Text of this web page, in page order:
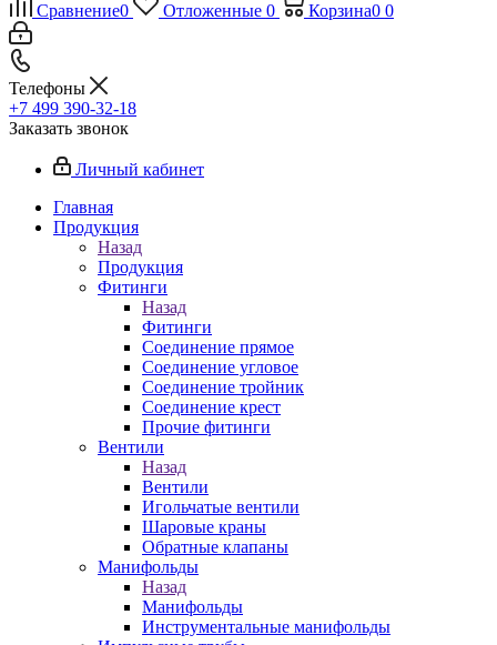
Сравнение0 Отложенные 0 Корзина0 0
Телефоны
+7 499 390-32-18
Заказать звонок
Личный кабинет
Главная
Продукция
Назад
Продукция
Фитинги
Назад
Фитинги
Соединение прямое
Соединение угловое
Соединение тройник
Соединение крест
Прочие фитинги
Вентили
Назад
Вентили
Игольчатые вентили
Шаровые краны
Обратные клапаны
Манифольды
Назад
Манифольды
Инструментальные манифольды